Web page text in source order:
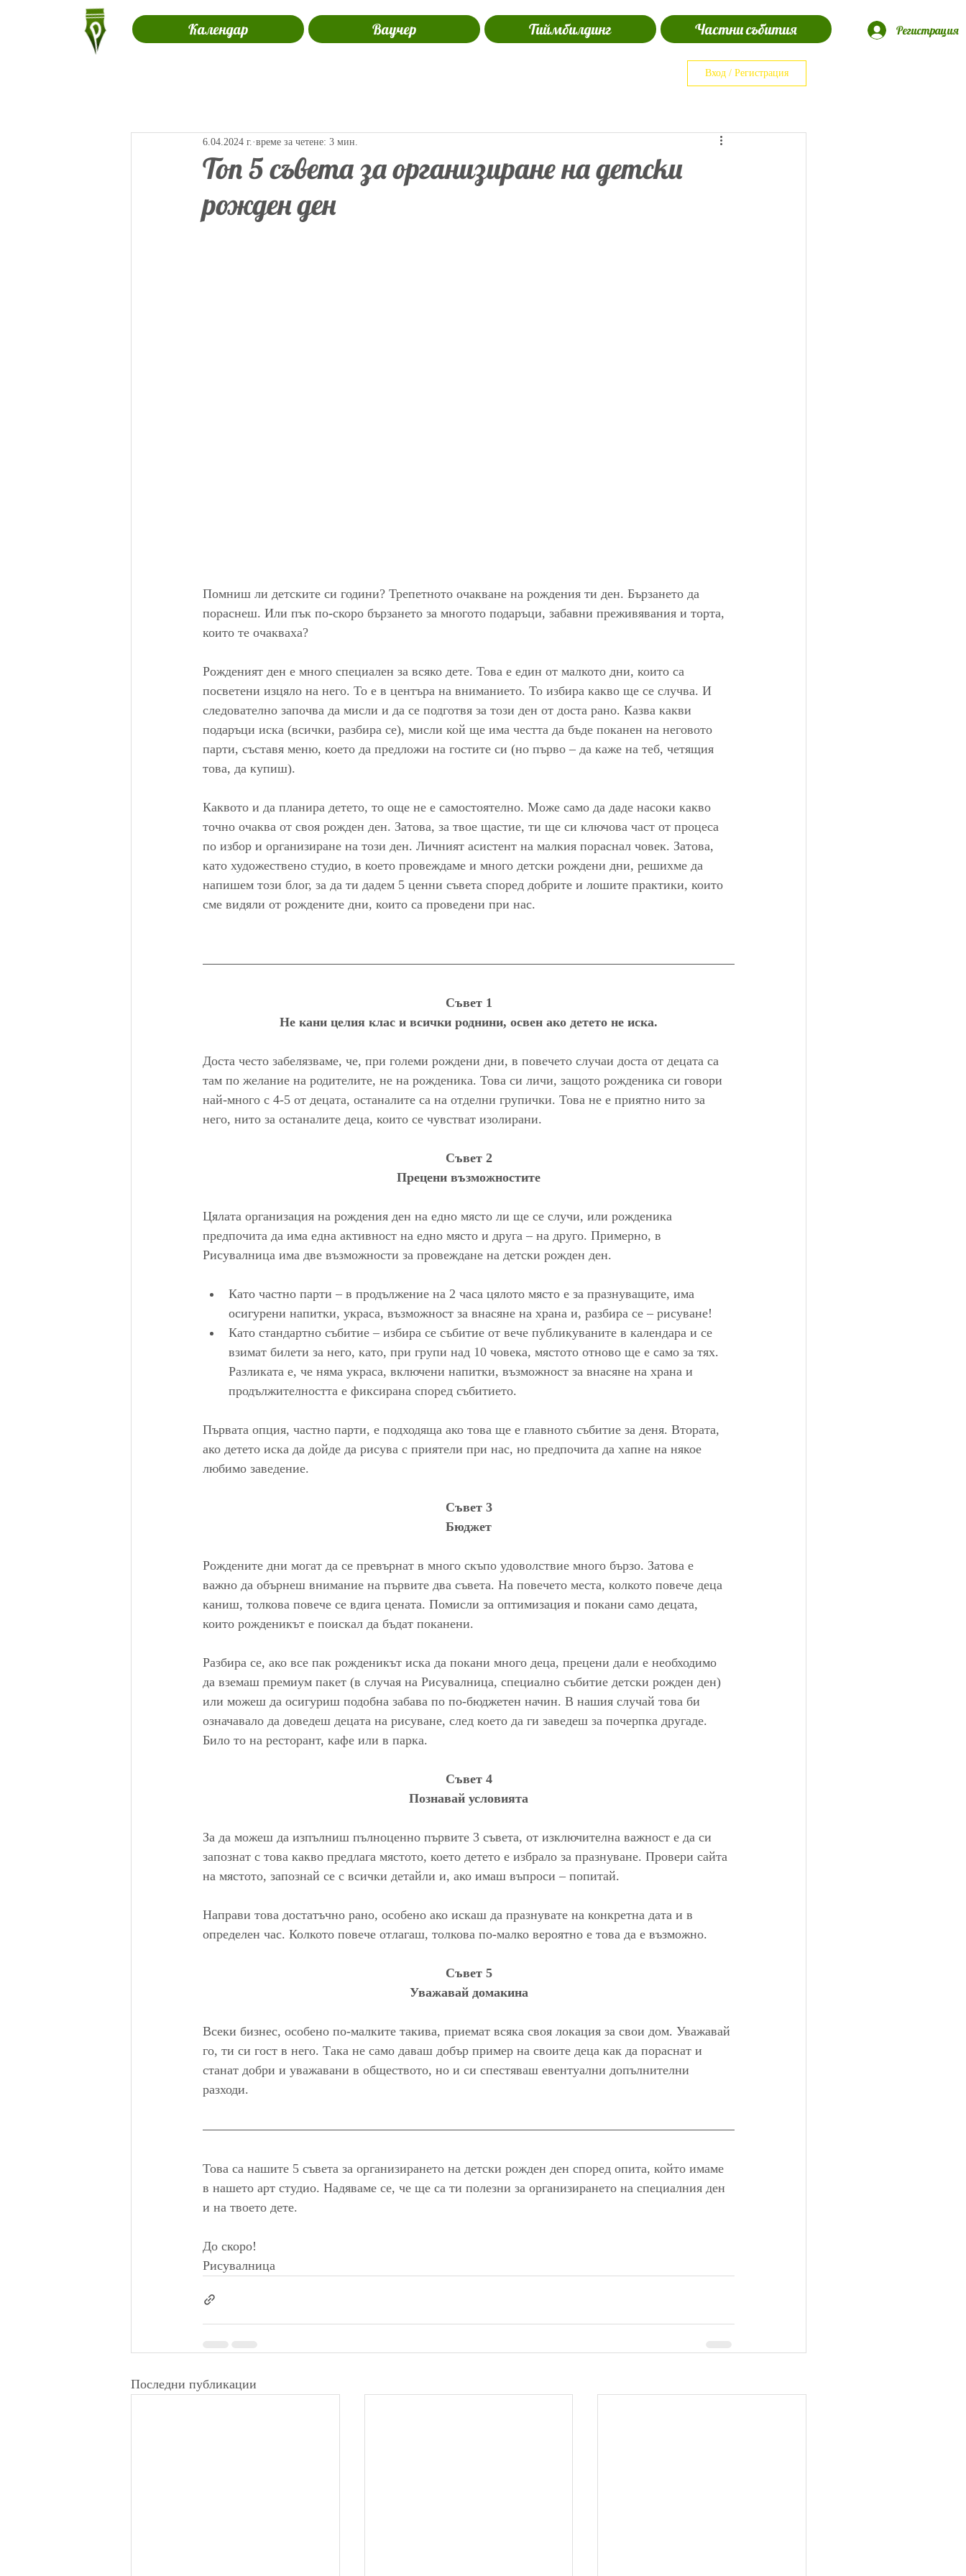
Календар Ваучер Тиймбилдинг Частни събития Регистрация
Вход / Регистрация
Топ 5 съвета за организиране на детски
рожден ден
6.04.2024 г. време за четене: 3 мин.
Помниш ли детските си години? Трепетното очакване на рождения ти ден. Бързането да
пораснеш. Или пък по-скоро бързането за многото подаръци, забавни преживявания и торта,
които те очакваха?
Рожденият ден е много специален за всяко дете. Това е един от малкото дни, които са
посветени изцяло на него. То е в центъра на вниманието. То избира какво ще се случва. И
следователно започва да мисли и да се подготвя за този ден от доста рано. Казва какви
подаръци иска (всички, разбира се), мисли кой ще има честта да бъде поканен на неговото
парти, съставя меню, което да предложи на гостите си (но първо – да каже на теб, четящия
това, да купиш).
Каквото и да планира детето, то още не е самостоятелно. Може само да даде насоки какво
точно очаква от своя рожден ден. Затова, за твое щастие, ти ще си ключова част от процеса
по избор и организиране на този ден. Личният асистент на малкия пораснал човек. Затова,
като художествено студио, в което провеждаме и много детски рождени дни, решихме да
напишем този блог, за да ти дадем 5 ценни съвета според добрите и лошите практики, които
сме видяли от рождените дни, които са проведени при нас.
Съвет 1
Не кани целия клас и всички роднини, освен ако детето не иска.
Доста често забелязваме, че, при големи рождени дни, в повечето случаи доста от децата са
там по желание на родителите, не на рожденика. Това си личи, защото рожденика си говори
най-много с 4-5 от децата, останалите са на отделни групички. Това не е приятно нито за
него, нито за останалите деца, които се чувстват изолирани.
Съвет 2
Прецени възможностите
Цялата организация на рождения ден на едно място ли ще се случи, или рожденика
предпочита да има една активност на едно място и друга – на друго. Примерно, в
Рисувалница има две възможности за провеждане на детски рожден ден.
Като частно парти – в продължение на 2 часа цялото място е за празнуващите, има
осигурени напитки, украса, възможност за внасяне на храна и, разбира се – рисуване!
Като стандартно събитие – избира се събитие от вече публикуваните в календара и се
взимат билети за него, като, при групи над 10 човека, мястото отново ще е само за тях.
Разликата е, че няма украса, включени напитки, възможност за внасяне на храна и
продължителността е фиксирана според събитието.
Първата опция, частно парти, е подходяща ако това ще е главното събитие за деня. Втората,
ако детето иска да дойде да рисува с приятели при нас, но предпочита да хапне на някое
любимо заведение.
Съвет 3
Бюджет
Рождените дни могат да се превърнат в много скъпо удоволствие много бързо. Затова е
важно да обърнеш внимание на първите два съвета. На повечето места, колкото повече деца
каниш, толкова повече се вдига цената. Помисли за оптимизация и покани само децата,
които рожденикът е поискал да бъдат поканени.
Разбира се, ако все пак рожденикът иска да покани много деца, прецени дали е необходимо
да вземаш премиум пакет (в случая на Рисувалница, специално събитие детски рожден ден)
или можеш да осигуриш подобна забава по по-бюджетен начин. В нашия случай това би
означавало да доведеш децата на рисуване, след което да ги заведеш за почерпка другаде.
Било то на ресторант, кафе или в парка.
Съвет 4
Познавай условията
За да можеш да изпълниш пълноценно първите 3 съвета, от изключителна важност е да си
запознат с това какво предлага мястото, което детето е избрало за празнуване. Провери сайта
на мястото, запознай се с всички детайли и, ако имаш въпроси – попитай.
Направи това достатъчно рано, особено ако искаш да празнувате на конкретна дата и в
определен час. Колкото повече отлагаш, толкова по-малко вероятно е това да е възможно.
Съвет 5
Уважавай домакина
Всеки бизнес, особено по-малките такива, приемат всяка своя локация за свои дом. Уважавай
го, ти си гост в него. Така не само даваш добър пример на своите деца как да пораснат и
станат добри и уважавани в обществото, но и си спестяваш евентуални допълнителни
разходи.
Това са нашите 5 съвета за организирането на детски рожден ден според опита, който имаме
в нашето арт студио. Надяваме се, че ще са ти полезни за организирането на специалния ден
и на твоето дете.
До скоро!
Рисувалница
Последни публикации